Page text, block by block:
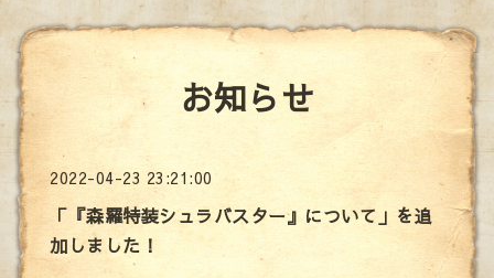
お知らせ
2022-04-23 23:21:00
「『森羅特装シュラバスター』について」を追
加しました！